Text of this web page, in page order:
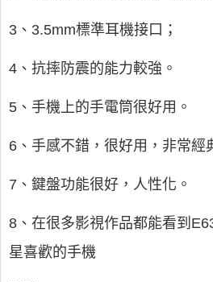
3、3.5mm標準耳機接口；
4、抗摔防震的能力較強。
5、手機上的手電筒很好用。
6、手感不錯，很好用，非常經
7、鍵盤功能很好，人性化。
8、在很多影視作品都能看到
星喜歡的手機